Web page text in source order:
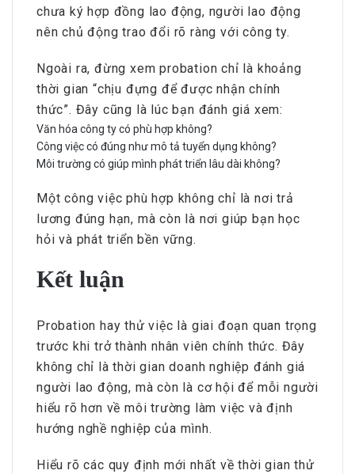
chưa ký hợp đồng lao động, người lao động
nên chủ động trao đổi rõ ràng với công ty.
Ngoài ra, đừng xem probation chỉ là khoảng
thời gian “chịu đựng để được nhận chính
thức”. Đây cũng là lúc bạn đánh giá xem:
Văn hóa công ty có phù hợp không?
Công việc có đúng như mô tả tuyển dụng không?
Môi trường có giúp mình phát triển lâu dài không?
Một công việc phù hợp không chỉ là nơi trả
lương đúng hạn, mà còn là nơi giúp bạn học
hỏi và phát triển bền vững.
Kết luận
Probation hay thử việc là giai đoạn quan trọng
trước khi trở thành nhân viên chính thức. Đây
không chỉ là thời gian doanh nghiệp đánh giá
người lao động, mà còn là cơ hội để mỗi người
hiểu rõ hơn về môi trường làm việc và định
hướng nghề nghiệp của mình.
Hiểu rõ các quy định mới nhất về thời gian thử